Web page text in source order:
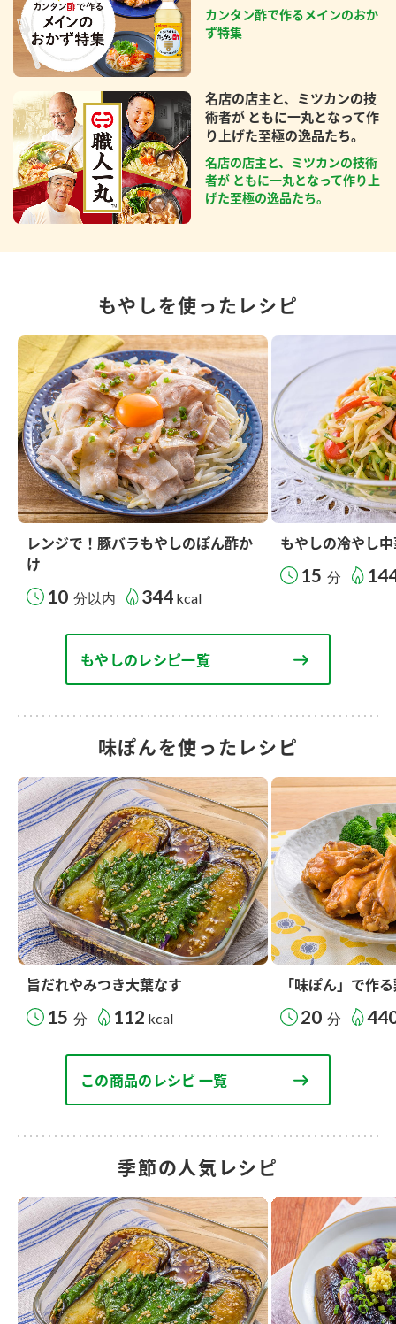
カンタン酢で作るメインのおか
ず特集
名店の店主と、ミツカンの技
術者が ともに一丸となって作
り上げた至極の逸品たち。
名店の店主と、ミツカンの技術
者が ともに一丸となって作り上
げた至極の逸品たち。
もやしを使ったレシピ
レンジで！豚バラもやしのぽん酢か
け
10 分以内 344 kcal
もやしの冷やし
15 分
もやしのレシピ一覧
味ぽんを使ったレシピ
旨だれやみつき大葉なす
15 分 112 kcal
「味ぽん」で作
20 分
この商品のレシピ 一覧
季節の人気レシピ